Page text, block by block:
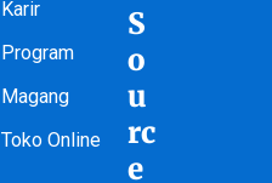
Karir
Program
Magang
Toko Online
S
o
u
rc
e